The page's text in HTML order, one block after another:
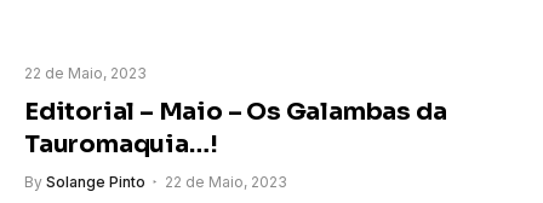
22 de Maio, 2023
Editorial – Maio – Os Galambas da
Tauromaquia…!
By Solange Pinto 22 de Maio, 2023